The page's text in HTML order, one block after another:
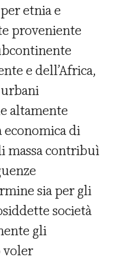
etnia e
proveniente
e dell’Africa,
altamente
economica di
massa contribuì
sia per gli
società
gli
voler